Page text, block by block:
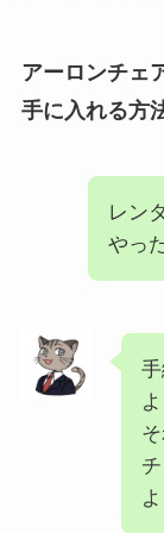
アーロンチェ
手に入れる方
レン
やっ
よ
よ